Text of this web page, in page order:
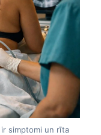
ir simptomi un rīta